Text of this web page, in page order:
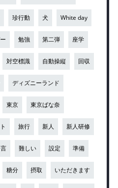
珍行動 犬 White day
勉強 第二弾 座学
対空標識 自動操縦 回収
ディズニーランド
東京 東京ばな奈
旅行 新人 新人研修
難しい 設定 準備
糖分 摂取 いただきます